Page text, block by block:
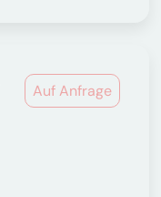
Auf Anfrage